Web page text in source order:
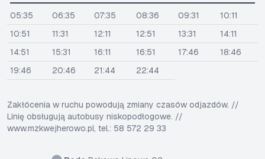
05:35 06:35 07:35 08:36 09:31
10:11
10:51
11:31 12:11 12:51 13:31
14:11
14:51
15:31 16:11 16:51 17:46
18:46
19:46
20:46 21:44 22:44
Zakłócenia w ruchu powodują zmiany czasów odjazdów. //
Linię obsługują autobusy niskopodłogowe. //
www.mzkwejherowo.pl, tel.: 58 572 29 33